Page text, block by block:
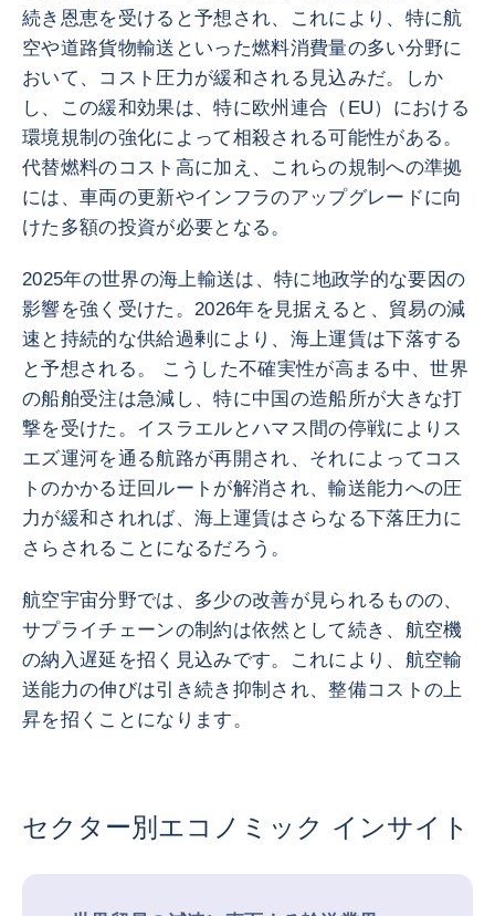
続き恩恵を受けると予想され、これにより、特に航
空や道路貨物輸送といった燃料消費量の多い分野に
おいて、コスト圧力が緩和される見込みだ。しか
し、この緩和効果は、特に欧州連合（EU）における
環境規制の強化によって相殺される可能性がある。
代替燃料のコスト高に加え、これらの規制への準拠
には、車両の更新やインフラのアップグレードに向
けた多額の投資が必要となる。
2025年の世界の海上輸送は、特に地政学的な要因の
影響を強く受けた。2026年を見据えると、貿易の減
速と持続的な供給過剰により、海上運賃は下落する
と予想される。 こうした不確実性が高まる中、世界
の船舶受注は急減し、特に中国の造船所が大きな打
撃を受けた。イスラエルとハマス間の停戦によりス
エズ運河を通る航路が再開され、それによってコス
トのかかる迂回ルートが解消され、輸送能力への圧
力が緩和されれば、海上運賃はさらなる下落圧力に
さらされることになるだろう。
航空宇宙分野では、多少の改善が見られるものの、
サプライチェーンの制約は依然として続き、航空機
の納入遅延を招く見込みです。これにより、航空輸
送能力の伸びは引き続き抑制され、整備コストの上
昇を招くことになります。
セクター別エコノミック インサイト